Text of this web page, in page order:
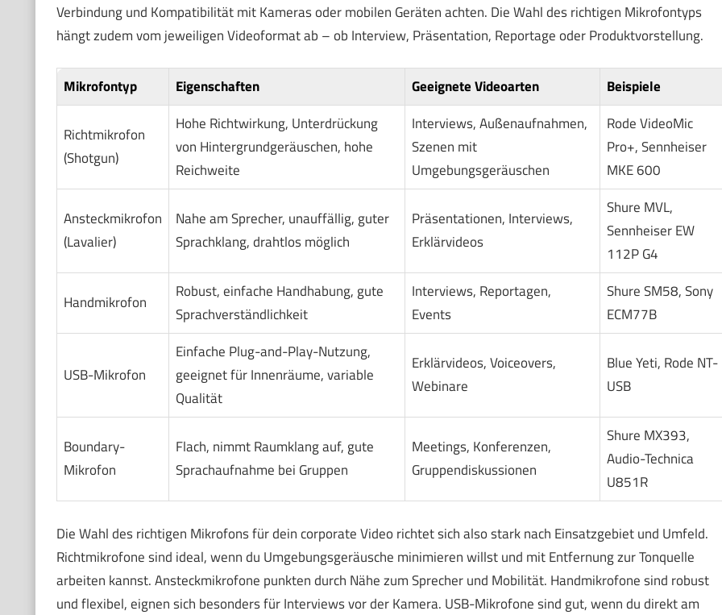
Verbindung und Kompatibilität mit Kameras oder mobilen Geräten achten. Die Wahl des richtigen Mikrofontyps
hängt zudem vom jeweiligen Videoformat ab – ob Interview, Präsentation, Reportage oder Produktvorstellung.
Mikrofontyp Eigenschaften Geeignete Videoarten Beispiele
Richtmikrofon
(Shotgun)
Hohe Richtwirkung, Unterdrückung
von Hintergrundgeräuschen, hohe
Reichweite
Interviews, Außenaufnahmen,
Szenen mit
Umgebungsgeräuschen
Rode VideoMic
Pro+, Sennheiser
MKE 600
Ansteckmikrofon
(Lavalier)
Nahe am Sprecher, unauffällig, guter
Sprachklang, drahtlos möglich
Präsentationen, Interviews,
Erklärvideos
Shure MVL,
Sennheiser EW
112P G4
Handmikrofon
Robust, einfache Handhabung, gute
Sprachverständlichkeit
Interviews, Reportagen,
Events
Shure SM58, Sony
ECM77B
USB-Mikrofon
Einfache Plug-and-Play-Nutzung,
geeignet für Innenräume, variable
Qualität
Erklärvideos, Voiceovers,
Webinare
Blue Yeti, Rode NT-
USB
Boundary-
Mikrofon
Flach, nimmt Raumklang auf, gute
Sprachaufnahme bei Gruppen
Meetings, Konferenzen,
Gruppendiskussionen
Shure MX393,
Audio-Technica
U851R
Die Wahl des richtigen Mikrofons für dein corporate Video richtet sich also stark nach Einsatzgebiet und Umfeld.
Richtmikrofone sind ideal, wenn du Umgebungsgeräusche minimieren willst und mit Entfernung zur Tonquelle
arbeiten kannst. Ansteckmikrofone punkten durch Nähe zum Sprecher und Mobilität. Handmikrofone sind robust
und flexibel, eignen sich besonders für Interviews vor der Kamera. USB-Mikrofone sind gut, wenn du direkt am